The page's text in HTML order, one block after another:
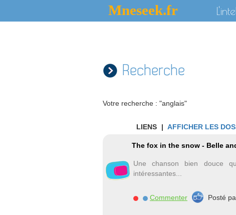
Mneseek.fr
Recherche
Votre recherche : "anglais"
LIENS | AFFICHER LES
The fox in the snow - Belle
Une chanson bien douce
intéressantes...
Commenter Posté